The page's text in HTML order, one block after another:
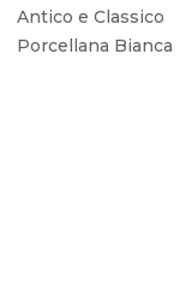
Antico e Classico
Porcellana Bianca